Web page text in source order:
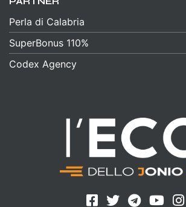
Perla di Calabria
SuperBonus 110%
Codex Agency